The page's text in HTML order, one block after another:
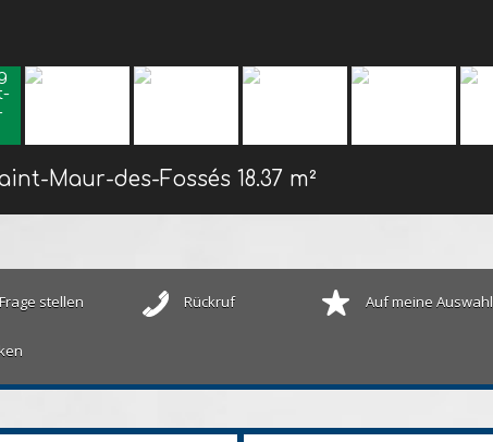
Maur-des-Fossés 18.37 m²
stellen Rückruf Auf meine Auswahl